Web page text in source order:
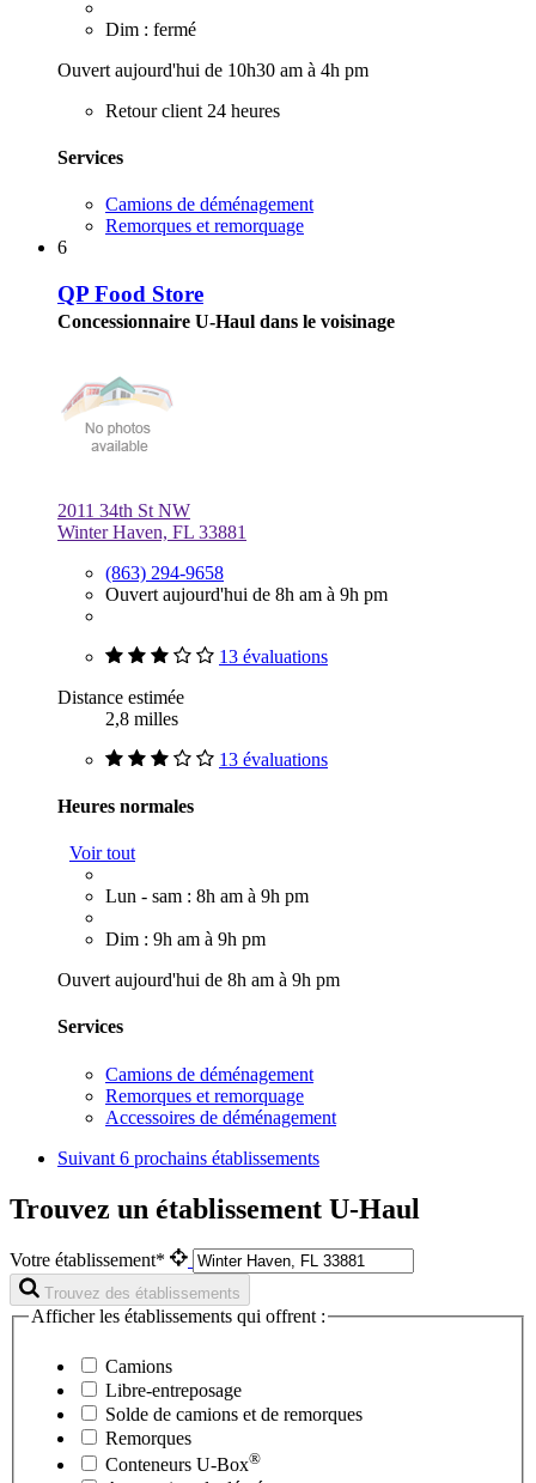
Dim : fermé
Ouvert aujourd'hui de 10h30 am à 4h pm
Retour client 24 heures
Services
Camions de déménagement
Remorques et remorquage
6
QP Food Store
Concessionnaire U-Haul dans le voisinage
2011 34th St NW
Winter Haven, FL 33881
(863) 294-9658
Ouvert aujourd'hui de 8h am à 9h pm
13 évaluations
Distance estimée
2,8 milles
13 évaluations
Heures normales
Voir tout
Lun - sam : 8h am à 9h pm
Dim : 9h am à 9h pm
Ouvert aujourd'hui de 8h am à 9h pm
Services
Camions de déménagement
Remorques et remorquage
Accessoires de déménagement
Suivant 6 prochains établissements
Trouvez un établissement U-Haul
Votre établissement*
Trouvez des établissements
Afficher les établissements qui offrent :
Camions
Libre-entreposage
Solde de camions et de remorques
Remorques
Conteneurs U-Box®